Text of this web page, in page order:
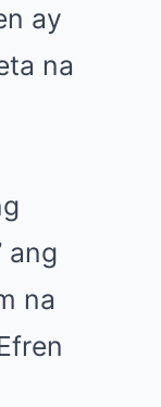
ay
na
ang
na